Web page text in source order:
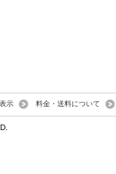
示 料金・送料について